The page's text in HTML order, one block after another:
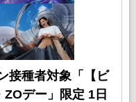
接種者対象「【ビ
デー」限定 1日